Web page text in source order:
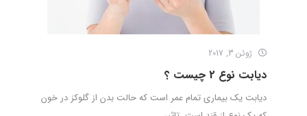
ژوئن 3, 2017
دیابت نوع 2 چیست ؟
دیابت یک بیماری تمام عمر است که حالت بدن از گلوکز در خون